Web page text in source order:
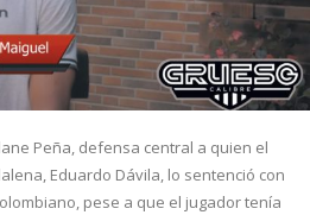
Peña, defensa central a quien el
Eduardo Dávila, lo sentenció con
pese a que el jugador tenía